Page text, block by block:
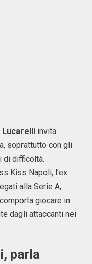
Lucarelli invita
soprattutto con gli
di difficoltà.
Kiss Napoli, l’ex
alla Serie A,
giocare in
dagli attaccanti nei
parla